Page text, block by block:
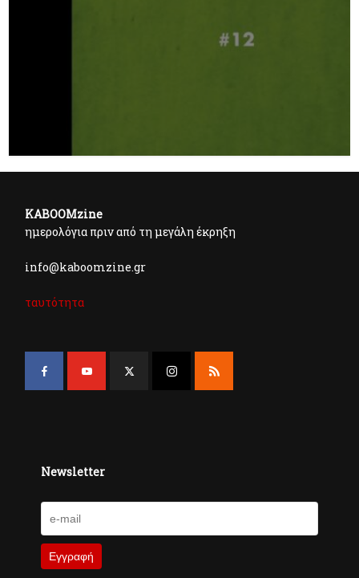
KABOOMzine
ημερολόγια πριν από τη μεγάλη έκρηξη
info@kaboomzine.gr
ταυτότητα
Newsletter